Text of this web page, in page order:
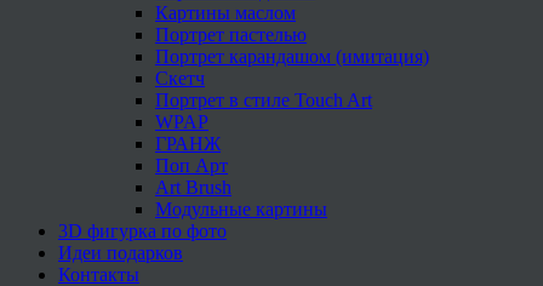
Картины маслом
Портрет пастелью
Портрет карандашом (имитация)
Скетч
Портрет в стиле Touch Art
WPAP
ГРАНЖ
Поп Арт
Art Brush
Модульные картины
3D фигурка по фото
Идеи подарков
Контакты